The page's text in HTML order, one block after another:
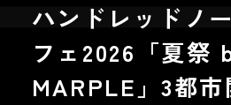
ハンドレッドノ
フェ2026「夏祭
MARPLE」3都市